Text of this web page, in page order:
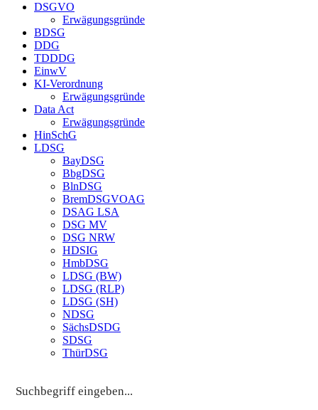
DSGVO
Erwägungsgründe
BDSG
DDG
TDDDG
EinwV
KI-Verordnung
Erwägungsgründe
Data Act
Erwägungsgründe
HinSchG
LDSG
BayDSG
BbgDSG
BlnDSG
BremDSGVOAG
DSAG LSA
DSG MV
DSG NRW
HDSIG
HmbDSG
LDSG (BW)
LDSG (RLP)
LDSG (SH)
NDSG
SächsDSDG
SDSG
ThürDSG